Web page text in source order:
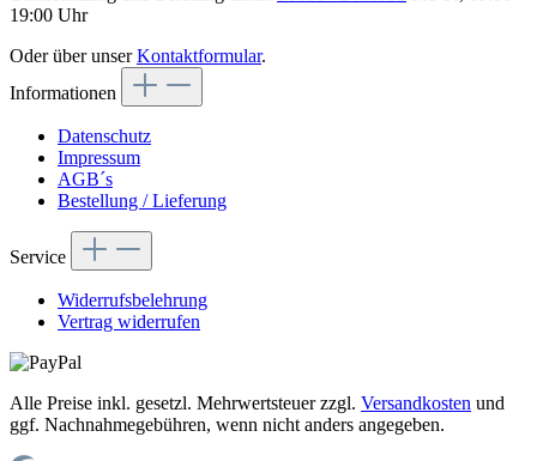
19:00 Uhr
Oder über unserKontaktformular.
Informationen
Datenschutz
Impressum
AGB´s
Bestellung / Lieferung
Service
Widerrufsbelehrung
Vertrag widerrufen
Alle Preise inkl. gesetzl. Mehrwertsteuer zzgl. Versandkosten und
ggf. Nachnahmegebühren, wenn nicht anders angegeben.